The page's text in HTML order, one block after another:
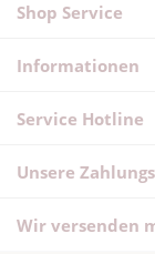
Shop Service
Informationen
Service Hotline
Unsere
Wir versenden